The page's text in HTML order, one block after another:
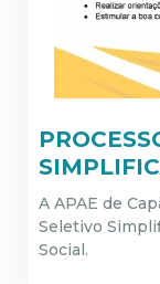
A APAE de
Seletivo
Social.